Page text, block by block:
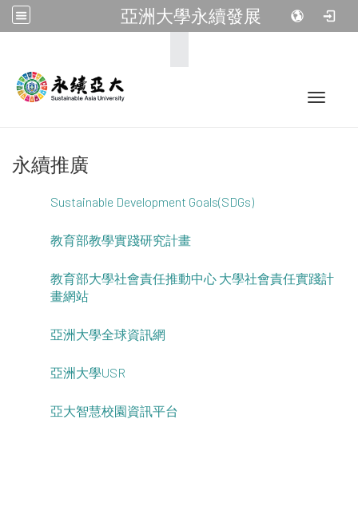
亞洲大學永續發展
Toggle
永續推廣
Sustainable Development Goals(SDGs)
教育部教學實踐研究計畫
教育部大學社會責任推動中心 大學社會責任實踐計
畫網站
亞洲大學全球資訊網
亞洲大學USR
亞大智慧校園資訊平台